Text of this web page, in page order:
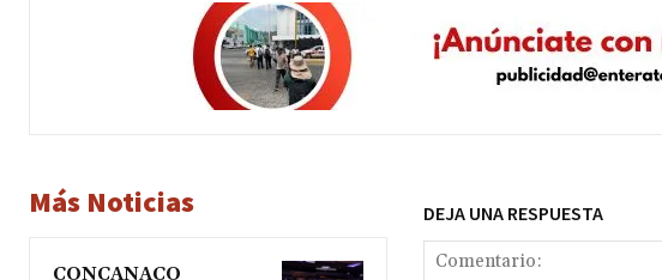
Más Noticias
CONCANACO
DEJA UNA RESPUESTA